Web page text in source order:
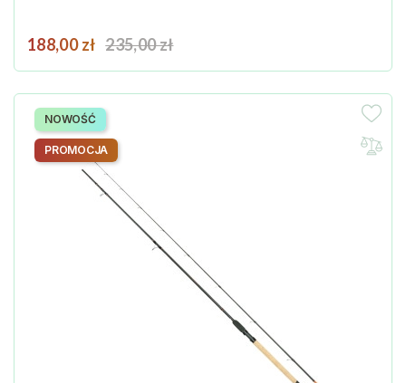
Cena
188,00 zł Cena podstawowa
235,00 zł
NOWOŚĆ
PROMOCJA